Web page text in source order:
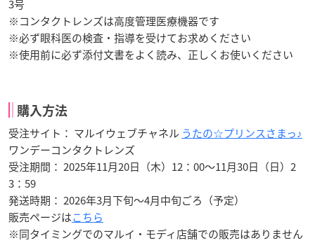
3号
※コンタクトレンズは高度管理医療機器です
※必ず眼科医の検査・指導を受けてお求めください
※使用前に必ず添付文書をよく読み、正しくお使いください
購入方法
受注サイト： マルイウェブチャネル うたの☆プリンスさまっ♪
ワンデーコンタクトレンズ
受注期間： 2025年11月20日（木）12：00～11月30日（日）2
3：59
発送時期： 2026年3月下旬～4月中旬ごろ（予定）
販売ページはこちら
※同タイミングでのマルイ・モディ店舗での販売はありません